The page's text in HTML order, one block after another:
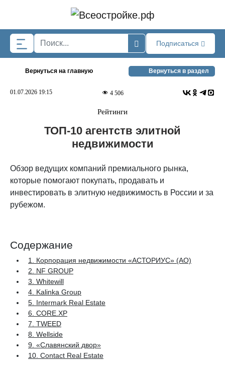
Подписаться
Вернуться на главную Вернуться в раздел
01.07.2026 19:15 4 506
Рейтинги
ТОП-10 агентств элитной
недвижимости
Обзор ведущих компаний премиального рынка,
которые помогают покупать, продавать и
инвестировать в элитную недвижимость в России и за
рубежом.
Содержание
1. Корпорация недвижимости «АСТОРИУС» (АО)
2. NF GROUP
3. Whitewill
4. Kalinka Group
5. Intermark Real Estate
6. CORE.XP
7. TWEED
8. Wellside
9. «Славянский двор»
10. Contact Real Estate